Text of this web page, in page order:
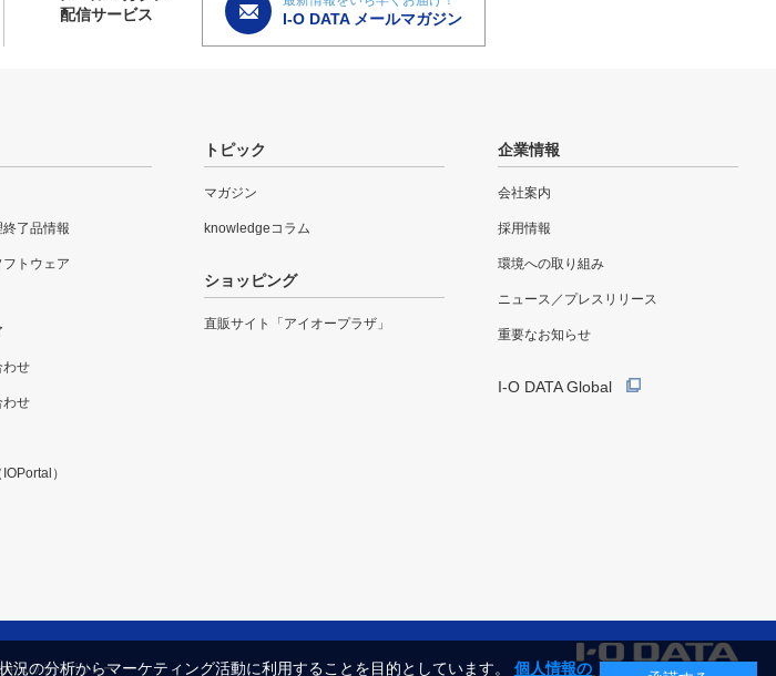
配信サービス
I-O DATA メールマガジン
了品情報
トウェア
わせ
わせ
）
トピック
マガジン
knowledgeコラム
ショッピング
直販サイト「アイオープラザ」
企業情報
会社案内
採用情報
環境への取り組み
ニュース／プレスリリース
重要なお知らせ
I-O DATA Global
キュリティポリシー
の分析からマーケティング活動に利用することを目的としています。 個人情報の